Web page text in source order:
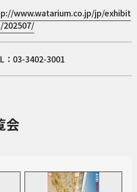
www.watarium.co.jp/jp/exhibit
202507/
：03-3402-3001
会